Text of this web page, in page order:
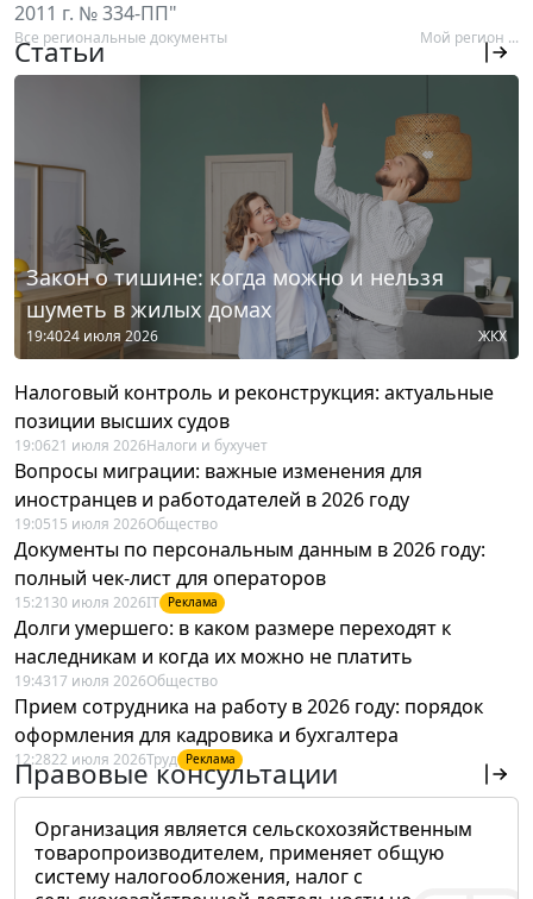
2011 г. № 334-ПП"
Все региональные документы Мой регион ...
Статьи
Закон о тишине: когда можно и нельзя
шуметь в жилых домах
19:4024 июля 2026 ЖКХ
Налоговый контроль и реконструкция: актуальные
позиции высших судов
19:0621 июля 2026Налоги и бухучет
Вопросы миграции: важные изменения для
иностранцев и работодателей в 2026 году
19:0515 июля 2026Общество
Документы по персональным данным в 2026 году:
полный чек-лист для операторов
15:21 30 июля 2026IT Реклама
Долги умершего: в каком размере переходят к
наследникам и когда их можно не платить
19:4317 июля 2026Общество
Прием сотрудника на работу в 2026 году: порядок
оформления для кадровика и бухгалтера
12:2822 июля 2026Труд Реклама
Правовые консультации
Организация является сельскохозяйственным
товаропроизводителем, применяет общую
систему налогообложения, налог с